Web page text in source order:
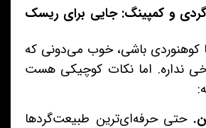
و کمپینگ: جایی برای ریسک
کوهنوردی باشی، خوب می‌دونی که
نداره. اما نکات کوچیکی هست
حتی حرفه‌ای‌ترین طبیعت‌گردها